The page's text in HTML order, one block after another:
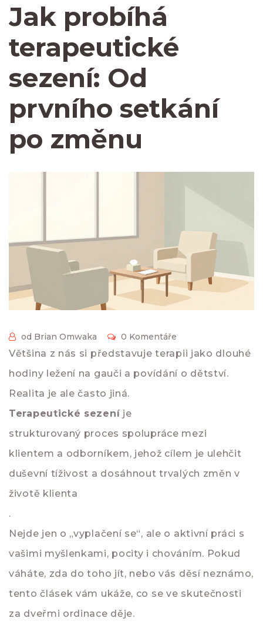
Jak probíhá
terapeutické
sezení: Od
prvního setkání
po změnu
od Brian Omwaka 0 Komentáře
Většina z nás si představuje terapii jako dlouhé
hodiny ležení na gauči a povídání o dětství.
Realita je ale často jiná.
Terapeutické sezení je
strukturovaný proces spolupráce mezi
klientem a odborníkem, jehož cílem je ulehčit
duševní tíživost a dosáhnout trvalých změn v
životě klienta
.
Nejde jen o „vyplačení se“, ale o aktivní práci s
vašimi myšlenkami, pocity i chováním. Pokud
váháte, zda do toho jít, nebo vás děsí neznámo,
tento člásek vám ukáže, co se ve skutečnosti
za dveřmi ordinace děje.